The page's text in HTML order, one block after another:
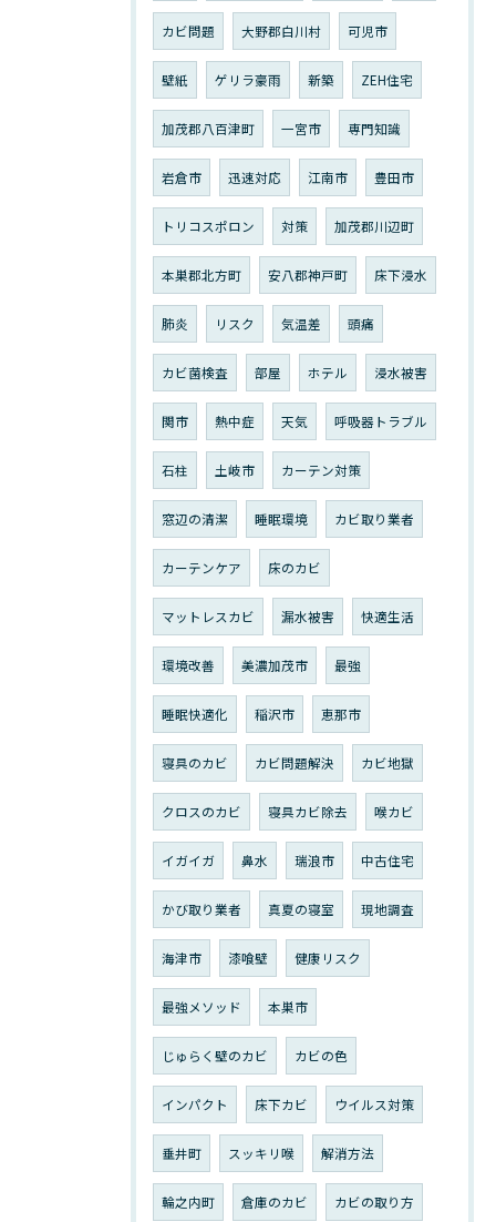
カビ問題 大野郡白川村 可児市
壁紙 ゲリラ豪雨 新築 ZEH住宅
加茂郡八百津町 一宮市 専門知識
岩倉市 迅速対応 江南市 豊田市
トリコスポロン 対策 加茂郡川辺町
本巣郡北方町 安八郡神戸町 床下浸水
肺炎 リスク 気温差 頭痛
カビ菌検査 部屋 ホテル 浸水被害
関市 熱中症 天気 呼吸器トラブル
石柱 土岐市 カーテン対策
窓辺の清潔 睡眠環境 カビ取り業者
カーテンケア 床のカビ
マットレスカビ 漏水被害 快適生活
環境改善 美濃加茂市 最強
睡眠快適化 稲沢市 恵那市
寝具のカビ カビ問題解決 カビ地獄
クロスのカビ 寝具カビ除去 喉カビ
イガイガ 鼻水 瑞浪市 中古住宅
かび取り業者 真夏の寝室 現地調査
海津市 漆喰壁 健康リスク
最強メソッド 本巣市
じゅらく壁のカビ カビの色
インパクト 床下カビ ウイルス対策
垂井町 スッキリ喉 解消方法
輪之内町 倉庫のカビ カビの取り方